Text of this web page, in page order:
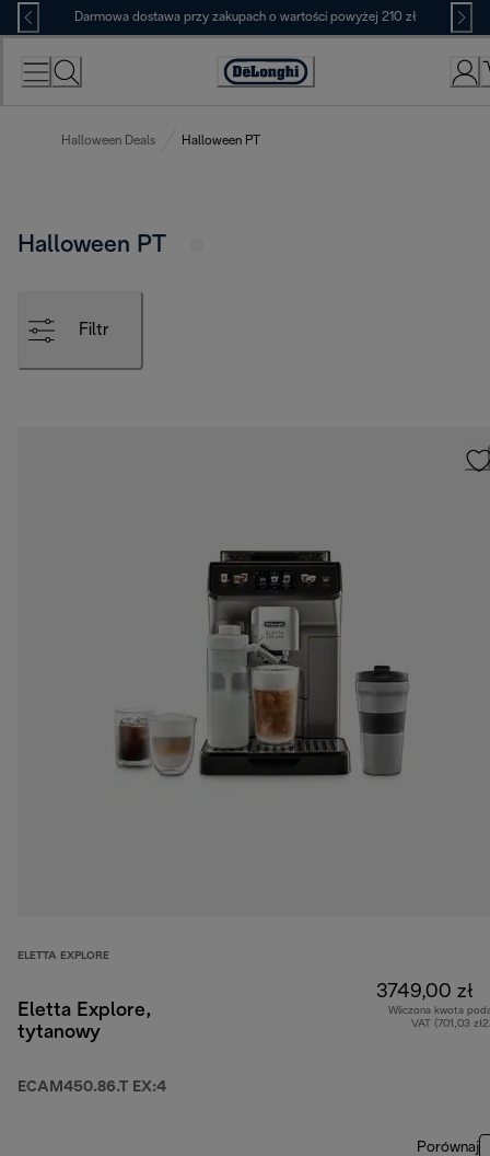
Skip
to
Content
Darmowa dostawa przy zakupach o wartości powyżej 210 zł
Deklaracja
Halloween Deals Halloween PT
Halloween PT
Filtr
ELETTA EXPLORE
Eletta Explore,
tytanowy
ECAM450.86.T EX:4
3749,00 zł
Wliczona kwota
VAT (701,03
Porównaj